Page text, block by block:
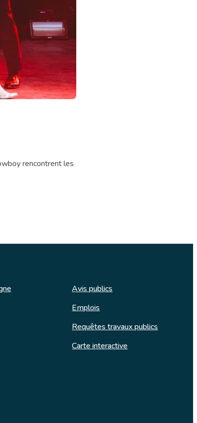
rencontrent les
Avis publics
Emplois
Requêtes travaux publics
Carte interactive